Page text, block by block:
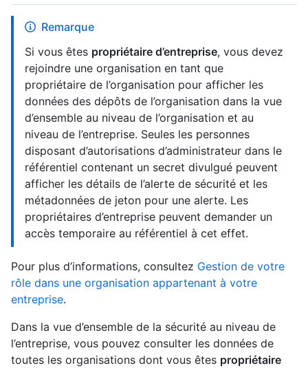
Remarque
Si vous êtes propriétaire d’entreprise, vous devez
rejoindre une organisation en tant que
propriétaire de l’organisation pour afficher les
données des dépôts de l’organisation dans la vue
d’ensemble au niveau de l’organisation et au
niveau de l’entreprise. Seules les personnes
disposant d’autorisations d’administrateur dans le
référentiel contenant un secret divulgué peuvent
afficher les détails de l’alerte de sécurité et les
métadonnées de jeton pour une alerte. Les
propriétaires d’entreprise peuvent demander un
accès temporaire au référentiel à cet effet.
Pour plus d’informations, consultez Gestion de votre
rôle dans une organisation appartenant à votre
entreprise.
Dans la vue d’ensemble de la sécurité au niveau de
l’entreprise, vous pouvez consulter les données de
toutes les organisations dont vous êtes propriétaire